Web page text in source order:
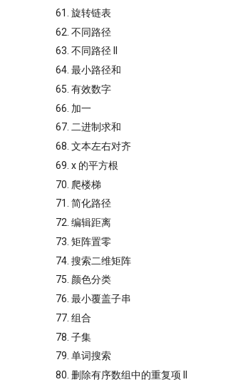
61. 旋转链表
62. 不同路径
63. 不同路径 II
64. 最小路径和
65. 有效数字
66. 加一
67. 二进制求和
68. 文本左右对齐
69. x 的平方根
70. 爬楼梯
71. 简化路径
72. 编辑距离
73. 矩阵置零
74. 搜索二维矩阵
75. 颜色分类
76. 最小覆盖子串
77. 组合
78. 子集
79. 单词搜索
80. 删除有序数组中的重复项 II